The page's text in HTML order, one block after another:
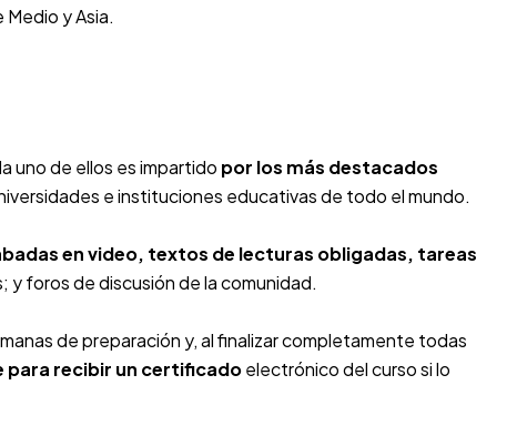
y Asia.
uno de ellos es impartido por los más destacados
e instituciones educativas de todo el mundo.
en video, textos de lecturas obligadas, tareas
y foros de discusión de la comunidad.
de preparación y, al finalizar completamente todas
para recibir un certificadoelectrónico del curso si lo